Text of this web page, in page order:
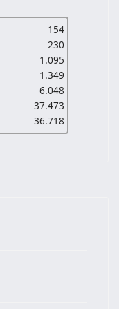
154
230
1.095
1.349
6.048
37.473
36.718